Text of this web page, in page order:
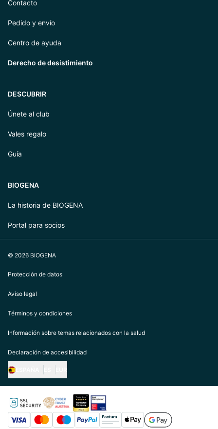
Contacto
Pedido y envío
Centro de ayuda
Derecho de desistimiento
DESCUBRIR
Únete al club
Vales regalo
Guía
BIOGENA
La historia de BIOGENA
Portal para socios
© 2026 BIOGENA
Protección de datos
Aviso legal
Términos y condiciones
Información sobre temas relacionados con la salud
Declaración de accesibilidad
https://biogena.com/de-at
https://biogena.com/de-de
https://biogena.com/de-ch
https://biogena.com/it-it